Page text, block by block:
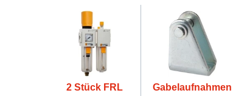
2 Stück FRL
Gabelaufnahmen